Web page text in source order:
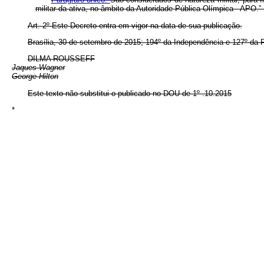
militar da ativa, no âmbito da Autoridade Pública Olímpica - APO.”
Art. 2º Este Decreto entra em vigor na data de sua publicação.
Brasília, 30 de setembro de 2015; 194º da Independência e 127º da
DILMA ROUSSEFF
Jaques Wagner
George Hilton
Este texto não substitui o publicado no DOU de 1º .10.2015
*